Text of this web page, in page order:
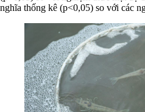
nghĩa thống kê (p<0,05) so với các